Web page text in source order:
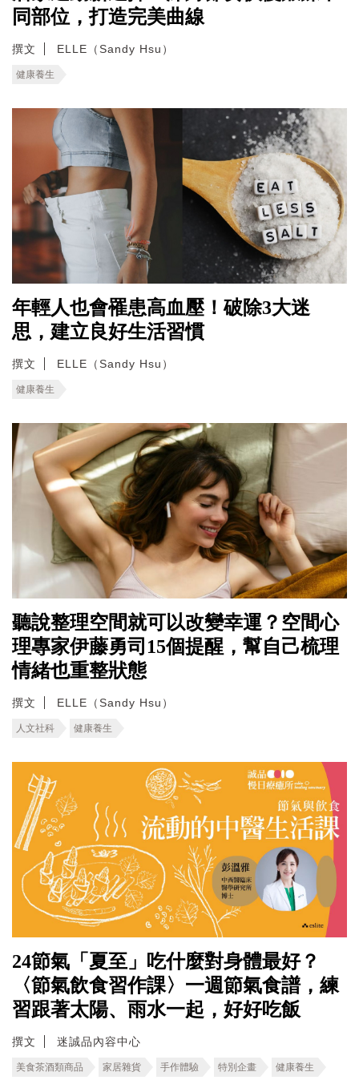
同部位，打造完美曲線
撰文 ELLE（Sandy Hsu）
健康養生
年輕人也會罹患高血壓！破除3大迷
思，建立良好生活習慣
撰文 ELLE（Sandy Hsu）
健康養生
聽說整理空間就可以改變幸運？空間心
理專家伊藤勇司15個提醒，幫自己梳理
情緒也重整狀態
撰文 ELLE（Sandy Hsu）
人文社科 健康養生
24節氣「夏至」吃什麼對身體最好？
〈節氣飲食習作課〉一週節氣食譜，練
習跟著太陽、雨水一起，好好吃飯
撰文 迷誠品內容中心
美食茶酒類商品 家居雜貨 手作體驗 特別企畫 健康養生